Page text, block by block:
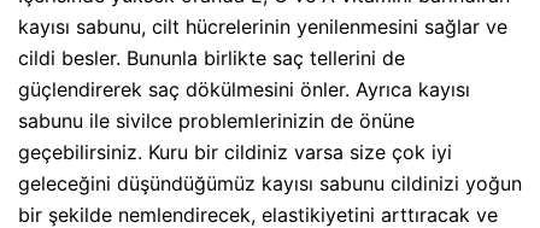
kayısı sabunu, cilt hücrelerinin yenilenmesini sağlar ve
cildi besler. Bununla birlikte saç tellerini de
güçlendirerek saç dökülmesini önler. Ayrıca kayısı
sabunu ile sivilce problemlerinizin de önüne
geçebilirsiniz. Kuru bir cildiniz varsa size çok iyi
geleceğini düşündüğümüz kayısı sabunu cildinizi yoğun
bir şekilde nemlendirecek, elastikiyetini arttıracak ve